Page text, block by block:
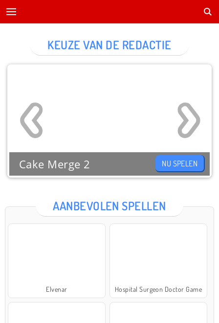
AANBEVOLEN SPELLEN
Elvenar Hospital Surgeon Doctor Game
KEUZE VAN DE REDACTIE
Cake Merge 2 NU SPELEN